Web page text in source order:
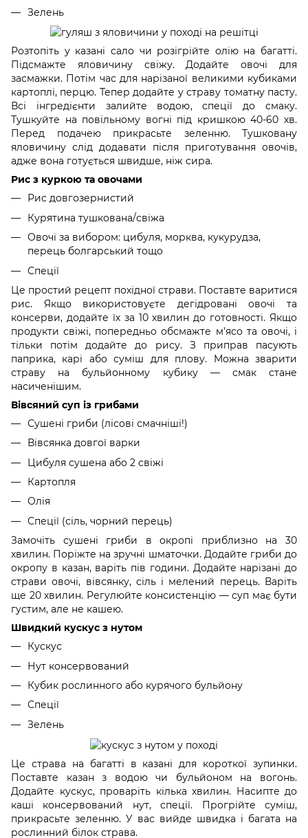
Зелень
Розтопіть у казані сало чи розігрійте олію на багатті.
Підсмажте яловичину свіжу. Додайте овочі для
засмажки. Потім час для нарізаної великими кубиками
картоплі, перцю. Тепер додайте у страву томатну пасту.
Всі інгредієнти залийте водою, спеції до смаку.
Тушкуйте на повільному вогні під кришкою 40-60 хв.
Перед подачею прикрасьте зеленню. Тушковану
яловичину слід додавати після приготування овочів,
адже вона готується швидше, ніж сира.
Рис з куркою та овочами
Рис довгозернистий
Курятина тушкована/свіжа
Овочі за вибором: цибуля, морква, кукурудза,
перець болгарський тощо
Спеції
Це простий рецепт похідної страви. Поставте варитися
рис. Якщо використовуєте дегідровані овочі та
консерви, додайте їх за 10 хвилин до готовності. Якщо
продукти свіжі, попередньо обсмажте м’ясо та овочі, і
тільки потім додайте до рису. З приправ пасують
паприка, карі або суміш для плову. Можна зварити
страву на бульйонному кубику — смак стане
насиченішим.
Вівсяний суп із грибами
Сушені гриби (лісові смачніші!)
Вівсянка довгої варки
Цибуля сушена або 2 свіжі
Картопля
Олія
Спеції (сіль, чорний перець)
Замочіть сушені гриби в окропі приблизно на 30
хвилин. Поріжте на зручні шматочки. Додайте гриби до
окропу в казан, варіть пів години. Додайте нарізані до
страви овочі, вівсянку, сіль і мелений перець. Варіть
ще 20 хвилин. Регулюйте консистенцію — суп має бути
густим, але не кашею.
Швидкий кускус з нутом
Кускус
Нут консервований
Кубик рослинного або курячого бульйону
Спеції
Зелень
Це страва на багатті в казані для короткої зупинки.
Поставте казан з водою чи бульйоном на вогонь.
Додайте кускус, проваріть кілька хвилин. Насипте до
каші консервований нут, спеції. Прогрійте суміш,
прикрасьте зеленню. У вас вийде швидка і багата на
рослинний білок страва.